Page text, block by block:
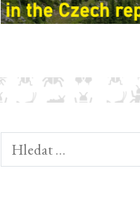
Vyhledávání